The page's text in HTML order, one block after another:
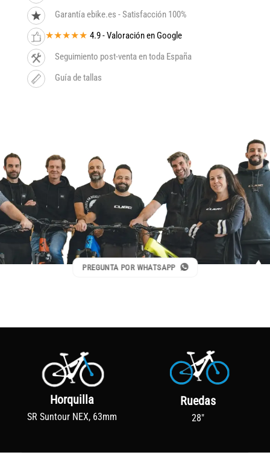
Garantía ebike.es - Satisfacción 100%
★★★★★ 4.9 - Valoración en Google
Seguimiento post-venta en toda España
Guía de tallas
PREGUNTA POR WHATSAPP
Horquilla
SR Suntour NEX, 63mm
Ruedas
28"